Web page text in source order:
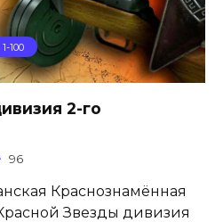
100
2-го
96
Краснознамённая
Звезды дивизия